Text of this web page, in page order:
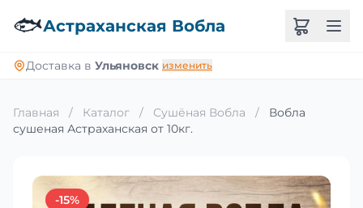
🐟Астраханская Вобла
Доставка в Ульяновск изменить
Главная / Каталог / Сушёная Вобла /
Вобла
сушеная Астраханская от 10кг.
-15%